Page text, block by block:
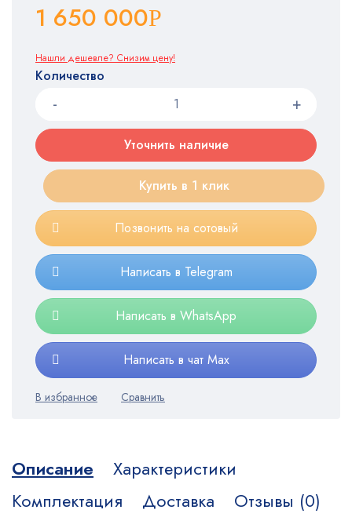
1 650 000Р
Нашли дешевле? Снизим цену!
Количество
Уточнить наличие
Купить в 1 клик
Позвонить на сотовый
Написать в Telegram
Написать в WhatsApp
Написать в чат Max
Описание
Характеристики
Комплектация
Доставка Отзывы (0)